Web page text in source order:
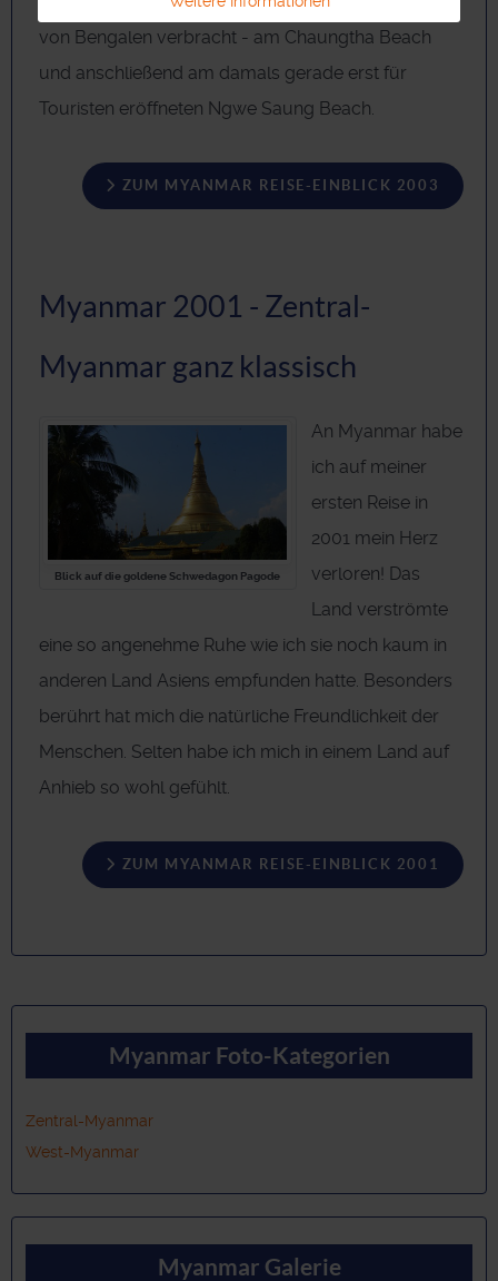
von Bengalen verbracht - am Chaungtha Beach
und anschließend am damals gerade erst für
Touristen eröffneten Ngwe Saung Beach.
ZUM MYANMAR REISE-EINBLICK 2003
Myanmar 2001 - Zentral-
Myanmar ganz klassisch
Blick auf die goldene Schwedagon Pagode
An Myanmar habe
ich auf meiner
ersten Reise in
2001 mein Herz
verloren! Das
Land verströmte
eine so angenehme Ruhe wie ich sie noch kaum in
anderen Land Asiens empfunden hatte. Besonders
berührt hat mich die natürliche Freundlichkeit der
Menschen. Selten habe ich mich in einem Land auf
Anhieb so wohl gefühlt.
ZUM MYANMAR REISE-EINBLICK 2001
Myanmar Foto-Kategorien
Zentral-Myanmar
West-Myanmar
Myanmar Galerie